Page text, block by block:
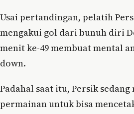
Usai pertandingan, pelatih
mengakui gol dari bunuh diri
menit ke-49 membuat mental
down.
Padahal saat itu, Persik
permainan untuk bisa